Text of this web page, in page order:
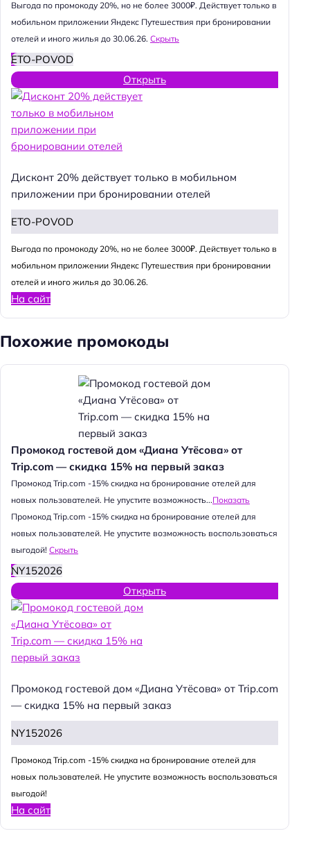
Выгода по промокоду 20%, но не более 3000₽. Действует только в
мобильном приложении Яндекс Путешествия при бронировании
отелей и иного жилья до 30.06.26. Скрыть
ETO-POVOD
Открыть
Дисконт 20% действует только в мобильном
приложении при бронировании отелей
ETO-POVOD
Выгода по промокоду 20%, но не более 3000₽. Действует только в
мобильном приложении Яндекс Путешествия при бронировании
отелей и иного жилья до 30.06.26.
На сайт
Похожие промокоды
Промокод гостевой дом «Диана Утёсова» от
Trip.com — скидка 15% на первый заказ
Промокод Trip.com -15% скидка на бронирование отелей для
новых пользователей. Не упустите возможность...Показать
Промокод Trip.com -15% скидка на бронирование отелей для
новых пользователей. Не упустите возможность воспользоваться
выгодой! Скрыть
NY152026
Открыть
Промокод гостевой дом «Диана Утёсова» от Trip.com
— скидка 15% на первый заказ
NY152026
Промокод Trip.com -15% скидка на бронирование отелей для
новых пользователей. Не упустите возможность воспользоваться
выгодой!
На сайт